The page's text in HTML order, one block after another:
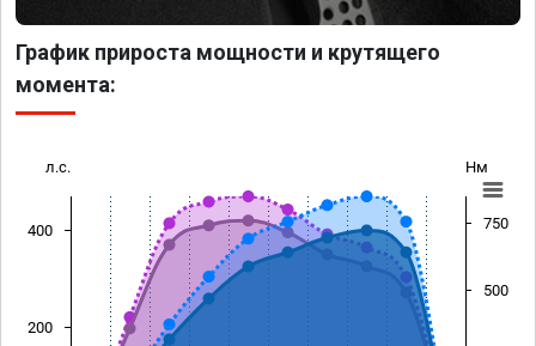
График прироста мощности и крутящего
момента:
л.с. Нм
200
400
500
750